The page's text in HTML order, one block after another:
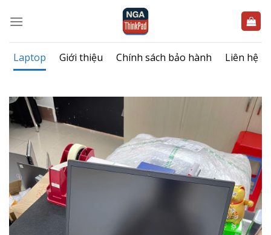
qua
dungLaptop Giới thiệu Chính sách bảo hành Liên hệ